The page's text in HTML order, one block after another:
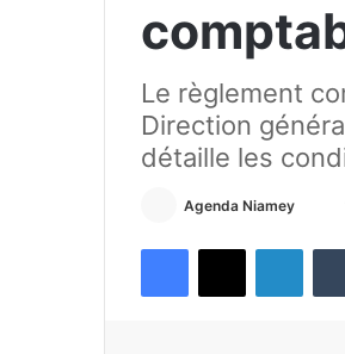
Le règlement
Direction
détaille les
Agenda Niamey
o